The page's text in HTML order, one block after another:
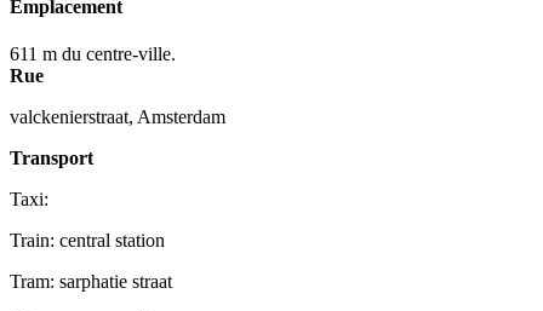
Emplacement
611 m du centre-ville.
Rue
valckenierstraat, Amsterdam
Transport
Taxi:
Train: central station
Tram: sarphatie straat